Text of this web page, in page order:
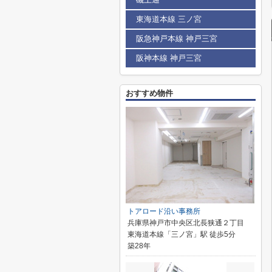
東海道本線 三ノ宮
阪急神戸本線 神戸三宮
阪神本線 神戸三宮
おすすめ物件
トアロード沿い事務所
兵庫県神戸市中央区北長狭通２丁目
東海道本線「三ノ宮」駅 徒歩5分
築28年